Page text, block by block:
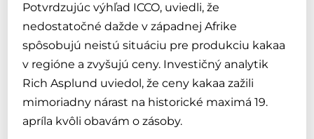
Potvrdzujúc výhľad ICCO, uviedli, že
nedostatočné dažde v západnej Afrike
spôsobujú neistú situáciu pre produkciu kakaa
v regióne a zvyšujú ceny. Investičný analytik
Rich Asplund uviedol, že ceny kakaa zažili
mimoriadny nárast na historické maximá 19.
apríla kvôli obavám o zásoby.